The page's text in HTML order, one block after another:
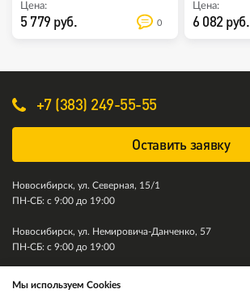
Цена:
5 779 руб. 0
Цена:
6 082 руб.
+7 (383) 249-55-55
Оставить заявку
Новосибирск, ул. Северная, 15/1
ПН-СБ: с 9:00 до 19:00
Новосибирск, ул. Немировича-Данченко, 57
ПН-СБ: с 9:00 до 19:00
Мы используем Cookies